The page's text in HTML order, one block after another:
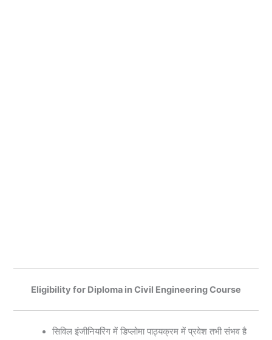
Eligibility for Diploma in Civil Engineering Course
सिविल इंजीनियरिंग में डिप्लोमा पाठ्यक्रम में प्रवेश तभी संभव है